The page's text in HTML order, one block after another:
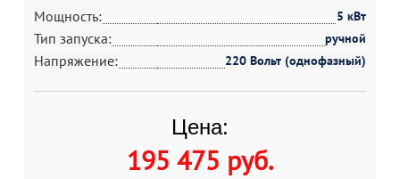
Мощность:
5 кВт
Тип запуска: ручной
Напряжение: 220 Вольт (однофазный)
Цена:
195 475 руб.